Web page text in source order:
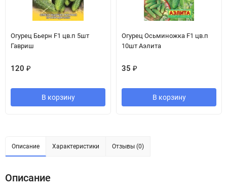
Огурец Бьерн F1 цв.п 5шт
Гавриш
120 ₽
В корзину
Огурец Осьминожка F1 цв.п
10шт Аэлита
35 ₽
В корзину
Описание Характеристики Отзывы (0)
Описание